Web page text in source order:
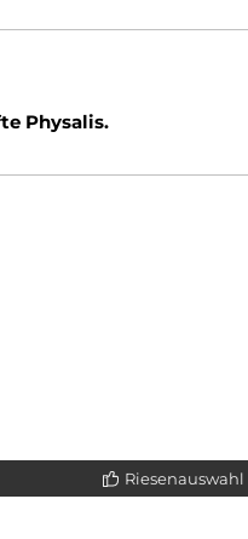
Physalis.
Riesenauswahl